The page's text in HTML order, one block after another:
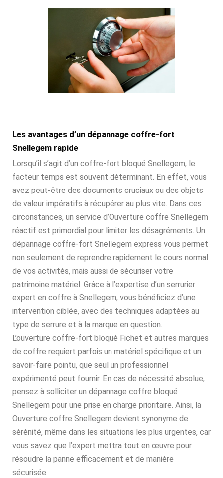
Les avantages d’un dépannage coffre-fort
Snellegem rapide
Lorsqu’il s’agit d’un coffre-fort bloqué Snellegem, le
facteur temps est souvent déterminant. En effet, vous
avez peut-être des documents cruciaux ou des objets
de valeur impératifs à récupérer au plus vite. Dans ces
circonstances, un service d’Ouverture coffre Snellegem
réactif est primordial pour limiter les désagréments. Un
dépannage coffre-fort Snellegem express vous permet
non seulement de reprendre rapidement le cours normal
de vos activités, mais aussi de sécuriser votre
patrimoine matériel. Grâce à l’expertise d’un serrurier
expert en coffre à Snellegem, vous bénéficiez d’une
intervention ciblée, avec des techniques adaptées au
type de serrure et à la marque en question.
L’ouverture coffre-fort bloqué Fichet et autres marques
de coffre requiert parfois un matériel spécifique et un
savoir-faire pointu, que seul un professionnel
expérimenté peut fournir. En cas de nécessité absolue,
pensez à solliciter un dépannage coffre bloqué
Snellegem pour une prise en charge prioritaire. Ainsi, la
Ouverture coffre Snellegem devient synonyme de
sérénité, même dans les situations les plus urgentes, car
vous savez que l’expert mettra tout en œuvre pour
résoudre la panne efficacement et de manière
sécurisée.